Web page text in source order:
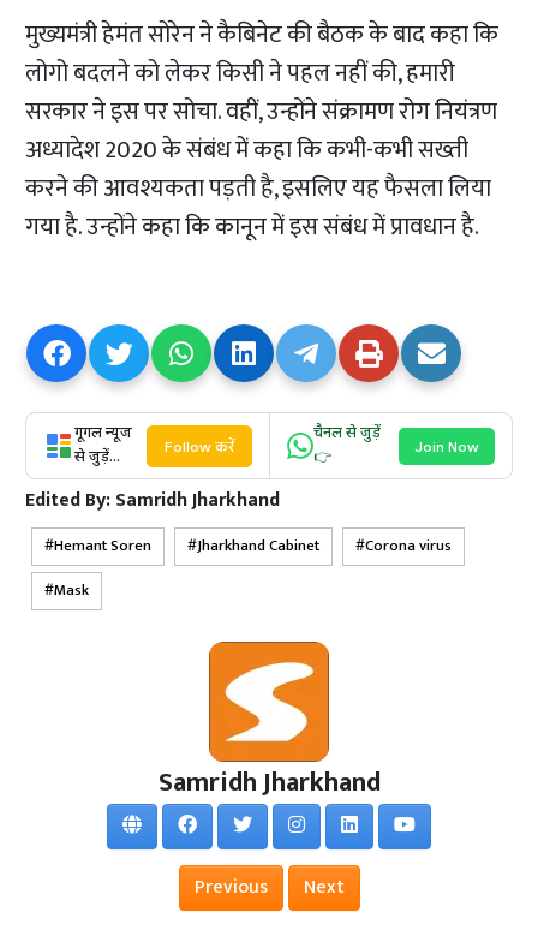
मुख्यमंत्री हेमंत सोरेन ने कैबिनेट की बैठक के बाद कहा कि
लोगो बदलने को लेकर किसी ने पहल नहीं की, हमारी
सरकार ने इस पर सोचा. वहीं, उन्होंने संक्रामण रोग नियंत्रण
अध्यादेश 2020 के संबंध में कहा कि कभी-कभी सख्ती
करने की आवश्यकता पड़ती है, इसलिए यह फैसला लिया
गया है. उन्होंने कहा कि कानून में इस संबंध में प्रावधान है.
गूगल न्यूज
से जुड़ें...
Follow करें
चैनल से जुड़ें
👉
Join Now
Edited By:Samridh Jharkhand
Hemant Soren Jharkhand Cabinet
Corona virus
Mask
Samridh Jharkhand
Previous Next